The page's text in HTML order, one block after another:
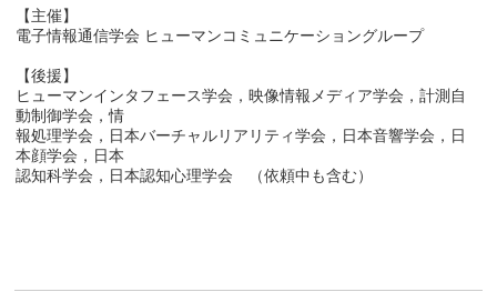
【主催】
電子情報通信学会 ヒューマンコミュニケーショングループ
【後援】
ヒューマンインタフェース学会，映像情報メディア学会，計測自
動制御学会，情
報処理学会，日本バーチャルリアリティ学会，日本音響学会，日
本顔学会，日本
認知科学会，日本認知心理学会 （依頼中も含む）